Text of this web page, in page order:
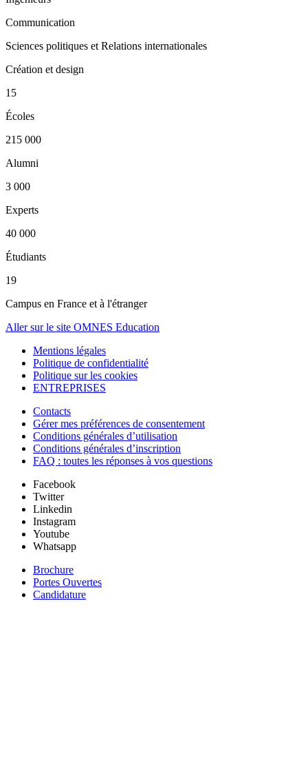
Communication
Sciences politiques et Relations internationales
Création et design
15
Écoles
215 000
Alumni
3 000
Experts
40 000
Étudiants
19
Campus en France et à l'étranger
Aller sur le site OMNES Education
Mentions légales
Politique de confidentialité
Politique sur les cookies
ENTREPRISES
Contacts
Gérer mes préférences de consentement
Conditions générales d’utilisation
Conditions générales d’inscription
FAQ : toutes les réponses à vos questions
Facebook
Twitter
Linkedin
Instagram
Youtube
Whatsapp
Brochure
Portes Ouvertes
Candidature